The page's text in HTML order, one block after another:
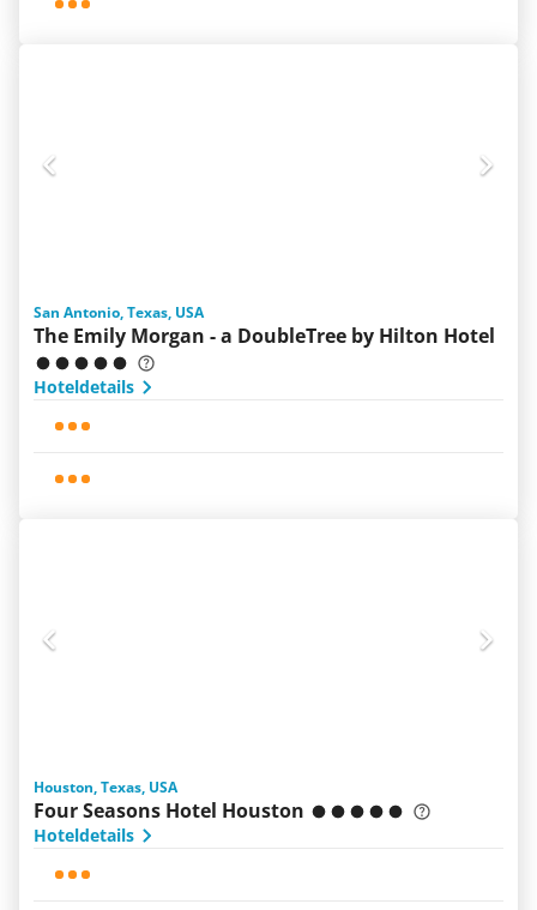
San Antonio, Texas, USA
The Emily Morgan - a DoubleTree by Hilton Hotel
Hoteldetails
Houston, Texas, USA
Four Seasons Hotel Houston
Hoteldetails